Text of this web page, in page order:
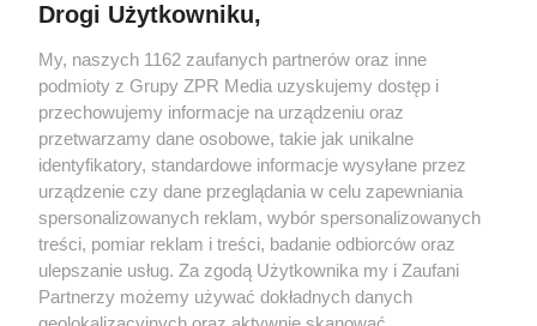
Drogi Użytkowniku,
My, naszych 1162 zaufanych partnerów oraz inne
podmioty z Grupy ZPR Media uzyskujemy dostęp i
przechowujemy informacje na urządzeniu oraz
przetwarzamy dane osobowe, takie jak unikalne
identyfikatory, standardowe informacje wysyłane przez
urządzenie czy dane przeglądania w celu zapewniania
spersonalizowanych reklam, wybór spersonalizowanych
treści, pomiar reklam i treści, badanie odbiorców oraz
ulepszanie usług. Za zgodą Użytkownika my i Zaufani
Partnerzy możemy używać dokładnych danych